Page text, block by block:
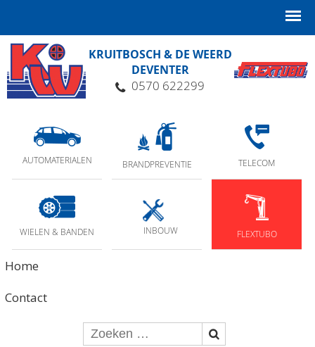
KRUITBOSCH & DE WEERD
DEVENTER
0570 622299
AUTOMATERIALEN BRANDPREVENTIE TELECOM
WIELEN & BANDEN INBOUW FLEXTUBO
Home
Contact